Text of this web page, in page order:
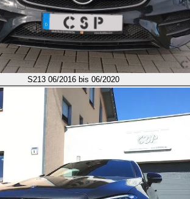
S213 06/2016 bis 06/2020